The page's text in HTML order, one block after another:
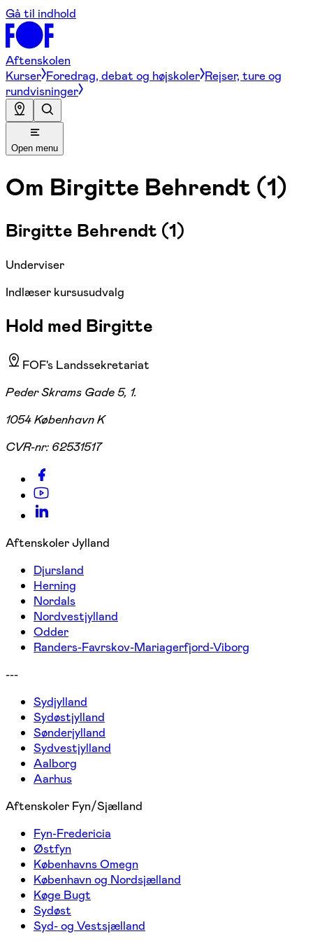
Gå til indhold
Aftenskolen
Kurser Foredrag, debat og højskoler Rejser, ture og
rundvisninger
Open menu
Om Birgitte Behrendt (1)
Birgitte Behrendt (1)
Underviser
Indlæser kursusudvalg
Hold med Birgitte
FOF's Landssekretariat
Peder Skrams Gade 5, 1.
1054 København K
CVR-nr: 62531517
Aftenskoler Jylland
Djursland
Herning
Nordals
Nordvestjylland
Odder
Randers-Favrskov-Mariagerfjord-Viborg
---
Sydjylland
Sydøstjylland
Sønderjylland
Sydvestjylland
Aalborg
Aarhus
Aftenskoler Fyn/Sjælland
Fyn-Fredericia
Østfyn
Københavns Omegn
København og Nordsjælland
Køge Bugt
Sydøst
Syd- og Vestsjælland